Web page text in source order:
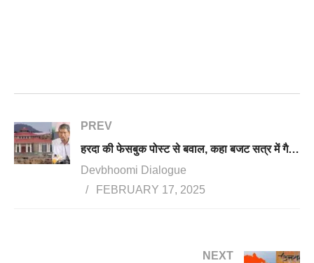
PREV
हरदा की फेसबुक पोस्ट से बवाल, कहा बजट सत्र में गैरसैंण का जिक्र भी नहीं आने देना चाहती सरकार, कंबल ओढ़कर बजट पढ़ेंगे अग्रवाल
Devbhoomi Dialogue
FEBRUARY 17, 2025
NEXT